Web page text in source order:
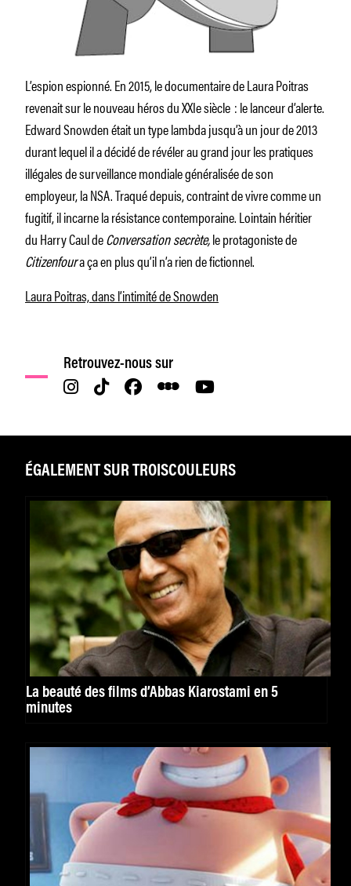
L’espion espionné. En 2015, le documentaire de Laura Poitras
revenait sur le nouveau héros du XXIe siècle : le lanceur d’alerte.
Edward Snowden était un type lambda jusqu’à un jour de 2013
durant lequel il a décidé de révéler au grand jour les pratiques
illégales de surveillance mondiale généralisée de son
employeur, la NSA. Traqué depuis, contraint de vivre comme un
fugitif, il incarne la résistance contemporaine. Lointain héritier
du Harry Caul deConversation secrète,le protagoniste de
Citizenfoura ça en plus qu’il n’a rien de fictionnel.
Laura Poitras, dans l’intimité de Snowden
Retrouvez-nous sur
ÉGALEMENT SUR TROISCOULEURS
La beauté des films d’Abbas Kiarostami en 5
minutes